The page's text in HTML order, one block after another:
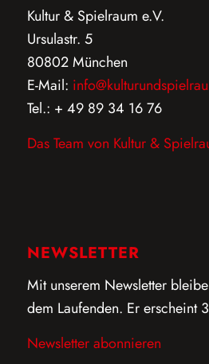
Kultur & Spielraum e.V.
Ursulastr. 5
80802 München
E-Mail:
Tel.: + 49 89 34 16 76
Das Team von Kultur &
NEWSLETTER
Mit unserem Newsletter
dem Laufenden. Er
Newsletter abonnieren